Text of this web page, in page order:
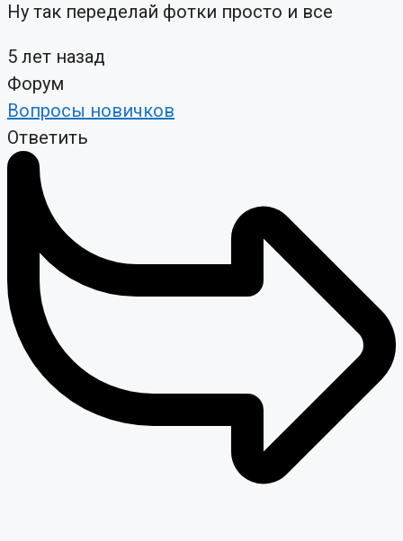
Ну так переделай фотки просто и все
5 лет назад
Форум
Вопросы новичков
Ответить